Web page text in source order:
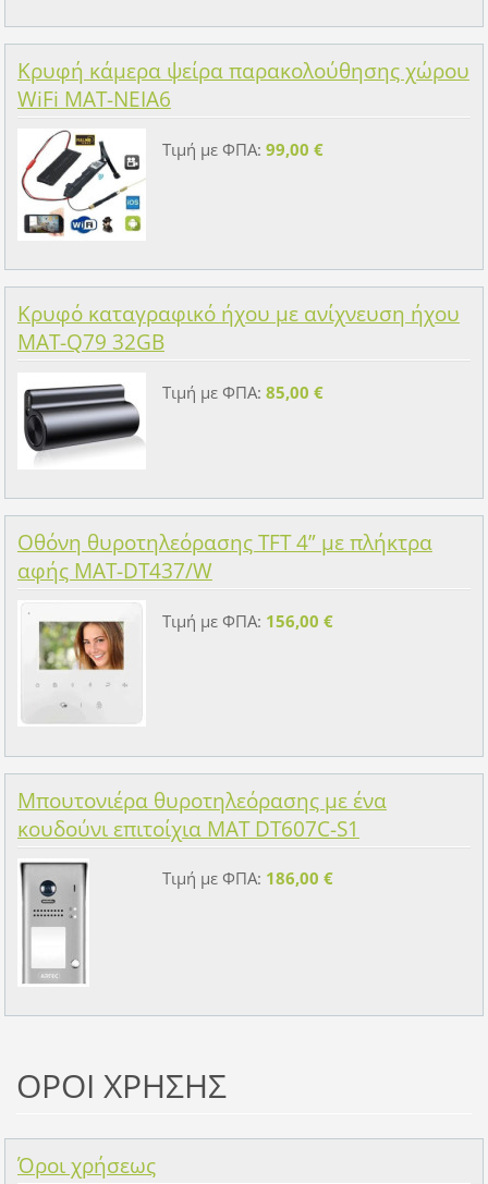
Κρυφή κάμερα ψείρα παρακολούθησης χώρου
WiFi MAT-NEIA6
Τιμή με ΦΠΑ: 99,00 €
Κρυφό καταγραφικό ήχου με ανίχνευση ήχου
MAT-Q79 32GB
Τιμή με ΦΠΑ: 85,00 €
Οθόνη θυροτηλεόρασης TFT 4” με πλήκτρα
αφής MAT-DT437/W
Τιμή με ΦΠΑ: 156,00 €
Μπουτονιέρα θυροτηλεόρασης με ένα
κουδούνι επιτοίχια MAT DT607C-S1
Τιμή με ΦΠΑ: 186,00 €
ΟΡΟΙ ΧΡΗΣΗΣ
Όροι χρήσεως